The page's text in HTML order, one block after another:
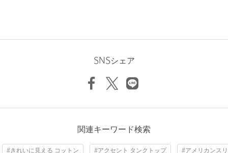
デニムなどのベーシックアイテムを展開。
ラボレーションも積極的に行っています。
※商品画像は、光の当たり具合やパソコンなどの閲覧環境によ
り、実際の色味と異なって見える場合がございます。あらかじめ
SNSシェア
関連キーワード検索
#きれいに見える コットン #アクセント タンクトップ #アメリカンス